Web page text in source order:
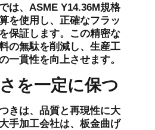
は、ASME Y14.36M規格
を使用し、正確なフラッ
保証します。この精密な
の無駄を削減し、生産工
一貫性を向上させます。
を一定に保つ
きは、品質と再現性に大
手加工会社は、板金曲げ